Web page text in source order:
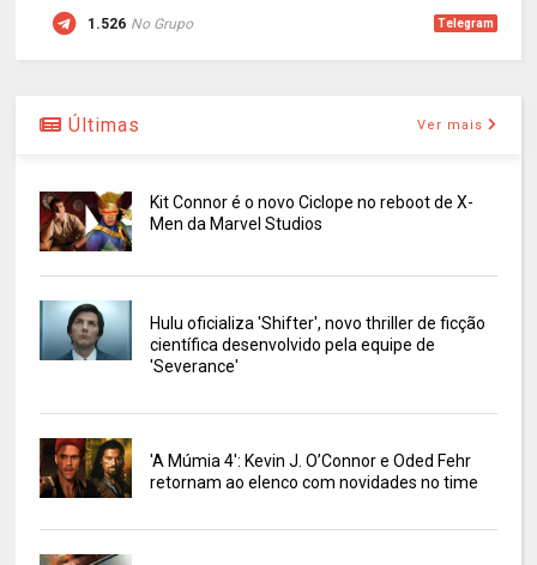
1.526 No Grupo Telegram
Últimas Ver mais
Kit Connor é o novo Ciclope no reboot de X-
Men da Marvel Studios
Hulu oficializa 'Shifter', novo thriller de ficção
científica desenvolvido pela equipe de
'Severance'
'A Múmia 4': Kevin J. O’Connor e Oded Fehr
retornam ao elenco com novidades no time